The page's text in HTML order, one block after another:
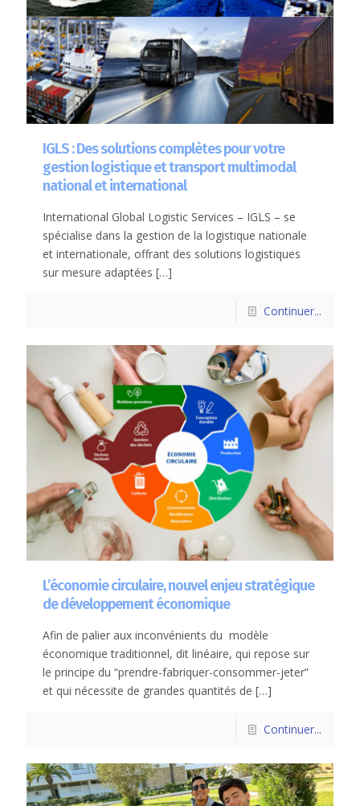
IGLS : Des solutions complètes pour votre
gestion logistique et transport multimodal
national et international
International Global Logistic Services – IGLS – se
spécialise dans la gestion de la logistique nationale
et internationale, offrant des solutions logistiques
sur mesure adaptées […]
Continuer...
L’économie circulaire, nouvel enjeu stratégique
de développement économique
Afin de palier aux inconvénients du modèle
économique traditionnel, dit linéaire, qui repose sur
le principe du “prendre-fabriquer-consommer-jeter”
et qui nécessite de grandes quantités de […]
Continuer...